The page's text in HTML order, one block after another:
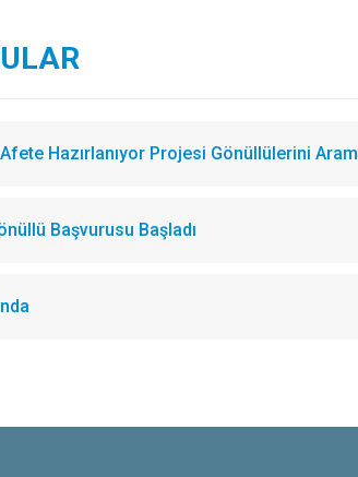
Hazırlanıyor Projesi Gönüllülerini
Başvurusu Başladı